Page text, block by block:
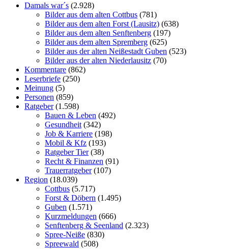
Damals war´s (2.928)
Bilder aus dem alten Cottbus (781)
Bilder aus dem alten Forst (Lausitz) (638)
Bilder aus dem alten Senftenberg (197)
Bilder aus dem alten Spremberg (625)
Bilder aus der alten Neißestadt Guben (523)
Bilder aus der alten Niederlausitz (70)
Kommentare (862)
Leserbriefe (250)
Meinung (5)
Personen (859)
Ratgeber(1.598)
Bauen & Leben (492)
Gesundheit (342)
Job & Karriere (198)
Mobil & Kfz (193)
Ratgeber Tier(38)
Recht & Finanzen (91)
Trauerratgeber(107)
Region (18.039)
Cottbus (5.717)
Forst & Döbern (1.495)
Guben (1.571)
Kurzmeldungen (666)
Senftenberg & Seenland (2.323)
Spree-Neiße (830)
Spreewald (508)